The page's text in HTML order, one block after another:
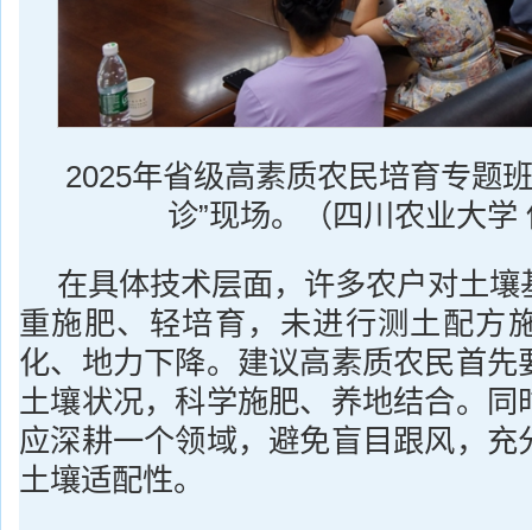
2025年省级高素质农民培育专题
诊”现场。（四川农业大学
在具体技术层面，许多农户对土
重施肥、轻培育，未进行测土配方
化、地力下降。建议高素质农民首先
土壤状况，科学施肥、养地结合。同
应深耕一个领域，避免盲目跟风，充
土壤适配性。